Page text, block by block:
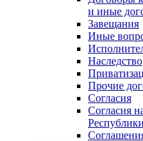
и иные
Завещания
Иные
Наследство
Прочие
Согласия
Согласия